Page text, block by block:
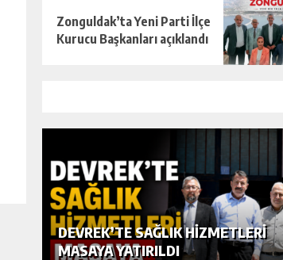
Zonguldak’ta Yeni Parti İlçe
Kurucu Başkanları açıklandı
DEVREK’TE SAĞLIK HIZMETLERI
MASAYA YATIRILDI